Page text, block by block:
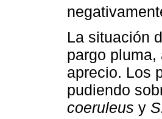
La situación
pargo
aprecio. Los
pudiendo
coeruleus y